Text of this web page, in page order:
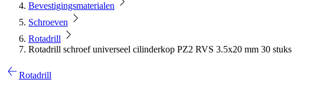
Bevestigingsmaterialen
Schroeven
Rotadrill
Rotadrill schroef universeel cilinderkop PZ2 RVS 3.5x20 mm 30 stuks
Rotadrill